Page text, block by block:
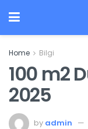
Home Bilgi
100 m2
2025
by admin